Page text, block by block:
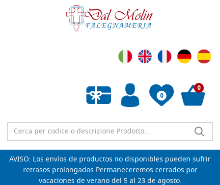
0
Lista de deseos vacía
0
AVISO: Los envíos de productos no disponibles pueden sufrir
retrasos prolongados.Permaneceremos cerrados por
vacaciones de verano del 5 al 23 de agosto.